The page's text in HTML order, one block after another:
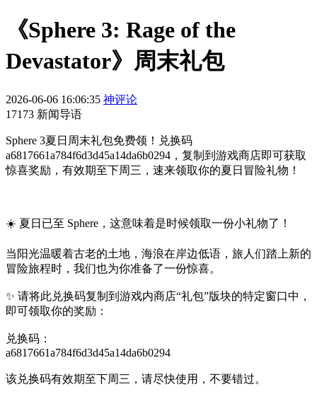
《Sphere 3: Rage of the
Devastator》周末礼包
2026-06-06 16:06:35 神评论
17173 新闻导语
Sphere 3夏日周末礼包免费领！兑换码
a6817661a784f6d3d45a14da6b0294，复制到游戏商店即可获取
惊喜奖励，有效期至下周三，速来领取你的夏日冒险礼物！
☀️ 夏日已至 Sphere，这意味着是时候领取一份小礼物了！
当阳光温暖着古老的土地，海浪在岸边低语，旅人们踏上新的
冒险旅程时，我们也为你准备了一份惊喜。
✨ 请将此兑换码复制到游戏内商店“礼包”版块的特定窗口中，
即可领取你的奖励：
兑换码：
a6817661a784f6d3d45a14da6b0294
该兑换码有效期至下周三，请尽快使用，不要错过。